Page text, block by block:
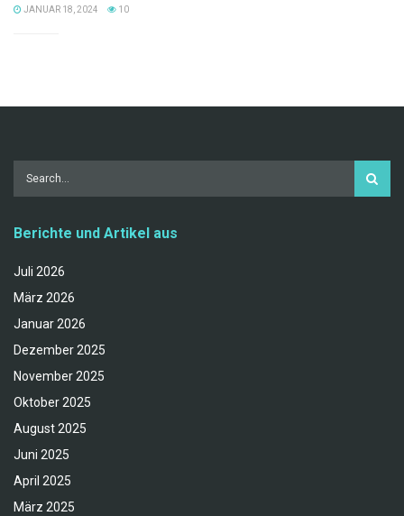
JANUAR 18, 2024 10
Berichte und Artikel aus
Juli 2026
März 2026
Januar 2026
Dezember 2025
November 2025
Oktober 2025
August 2025
Juni 2025
April 2025
März 2025